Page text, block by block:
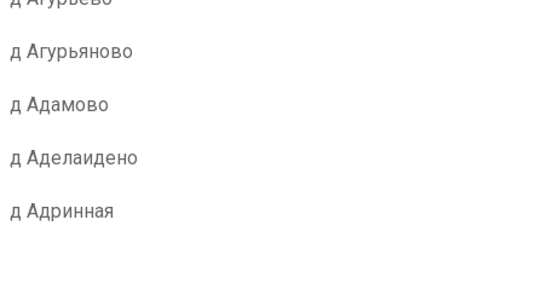
д Агурьяново
д Адамово
д Аделаидено
д Адринная